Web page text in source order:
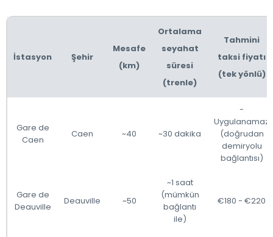
İstasyon Şehir
Mesafe
(km)
Ortalama
seyahat
süresi
(trenle)
Tahmini
taksi fiyatı
(tek yönlü)
Gare de
Caen
Caen ~40 ~30 dakika
-
Uygulanamaz
(doğrudan
demiryolu
bağlantısı)
Gare de
Deauville
Deauville ~50
~1 saat
(mümkün
bağlantı
ile)
€180 - €220